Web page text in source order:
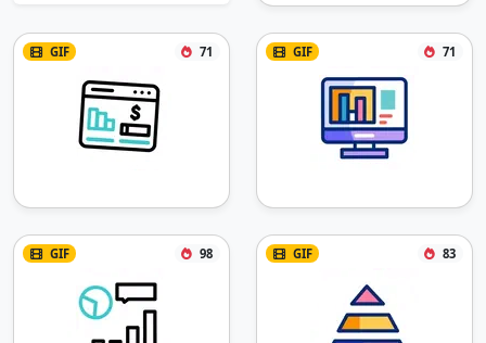
GIF 71 GIF 71
GIF 98 GIF 83